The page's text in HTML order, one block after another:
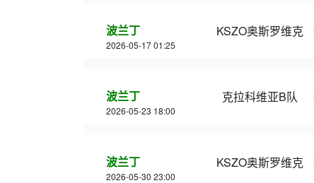
波兰丁
2026-05-17 01:25
KSZO奥斯罗维克
波兰丁
2026-05-23 18:00
克拉科维亚B队
波兰丁
2026-05-30 23:00
KSZO奥斯罗维克